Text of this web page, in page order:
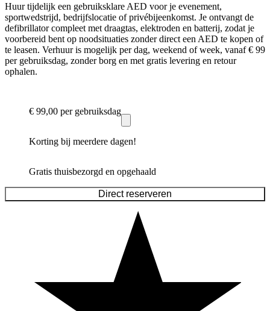
Huur tijdelijk een gebruiksklare AED voor je evenement,
sportwedstrijd, bedrijfslocatie of privébijeenkomst. Je ontvangt de
defibrillator compleet met draagtas, elektroden en batterij, zodat je
voorbereid bent op noodsituaties zonder direct een AED te kopen of
te leasen. Verhuur is mogelijk per dag, weekend of week, vanaf € 99
per gebruiksdag, zonder borg en met gratis levering en retour
ophalen.
€ 99,00 per gebruiksdag
Korting bij meerdere dagen!
Gratis thuisbezorgd en opgehaald
Direct reserveren